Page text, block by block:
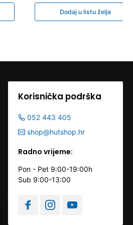
Dodaj u listu želja
Korisnička podrška
052 443 405
shop@hutshop.hr
Radno vrijeme:
Pon - Pet 9:00-19:00h
Sub 9:00-13:00